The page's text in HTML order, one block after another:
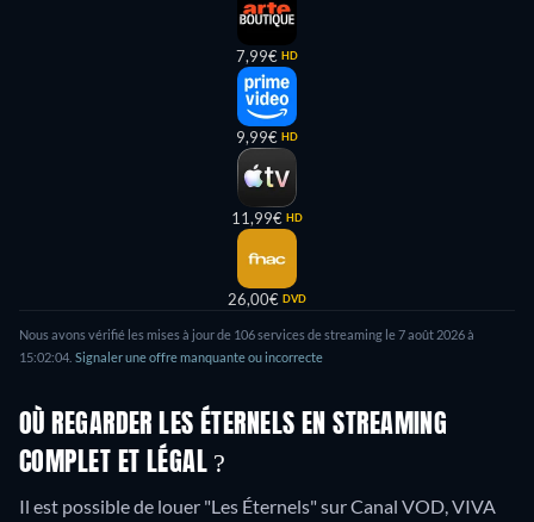
7,99€ HD
9,99€ HD
11,99€ HD
26,00€ DVD
Nous avons vérifié les mises à jour de 106services de streaming le7 août 2026à
15:02:04 Signaler une offre manquante ou incorrecte
OÙ REGARDER LES ÉTERNELS EN STREAMING
COMPLET ET LÉGAL ?
Il est possible de louer "Les Éternels" sur Canal VOD, VIVA